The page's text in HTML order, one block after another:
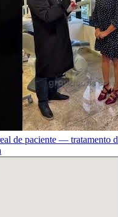
de paciente — tratamento